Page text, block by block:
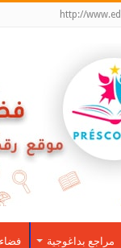
http://
مراجع بداغوجية فضاء